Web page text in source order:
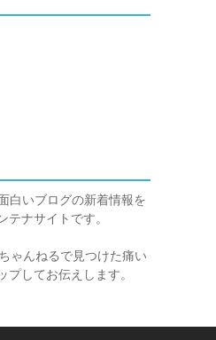
白いブログの新着情報を
テナサイトです。
ゃんねるで見つけた痛い
してお伝えします。